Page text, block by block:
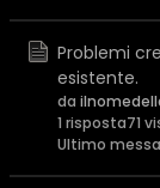
Problemi
esistente.
da
1 risposta71
Ultimo